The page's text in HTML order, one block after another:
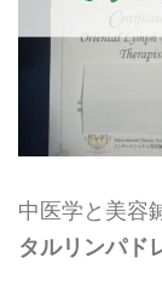
中医学と美容
タルリンパド